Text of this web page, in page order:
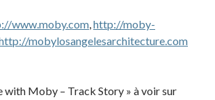
www.moby.com,http://moby-
mobylosangelesarchitecture.com
with Moby – Track Story » à voir sur